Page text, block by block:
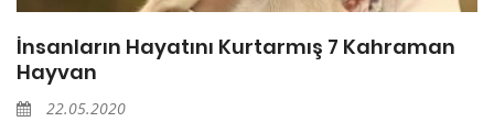
İnsanların Hayatını Kurtarmış 7 Kahraman
Hayvan
22.05.2020